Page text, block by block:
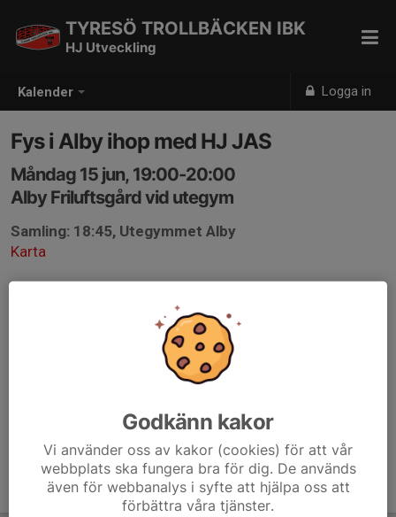
Kalender Logga in
TYRESÖ TROLLBÄCKEN IBK
HJ Utveckling
Fys i Alby ihop med HJ JAS
Måndag 15 jun, 19:00-20:00
Alby Friluftsgård vid utegym
Samling: 18:45, Utegymmet Alby
Karta
Godkänn kakor
Vi använder oss av kakor (cookies) för att vår
webbplats ska fungera bra för dig. De används
även för webbanalys i syfte att hjälpa oss att
förbättra våra tjänster.